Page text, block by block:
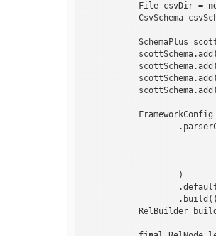
            File csvDir =
CsvSchema
SchemaPlus
            scottSchema.add(
            scottSchema.add(
            scottSchema.add(
            scottSchema.add(
                    )
RelBuilder